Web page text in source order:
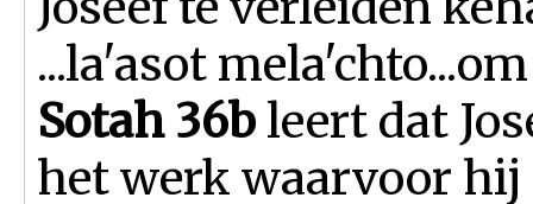
...la'asot
Sotah 36b leert dat
het werk waarvoor hij